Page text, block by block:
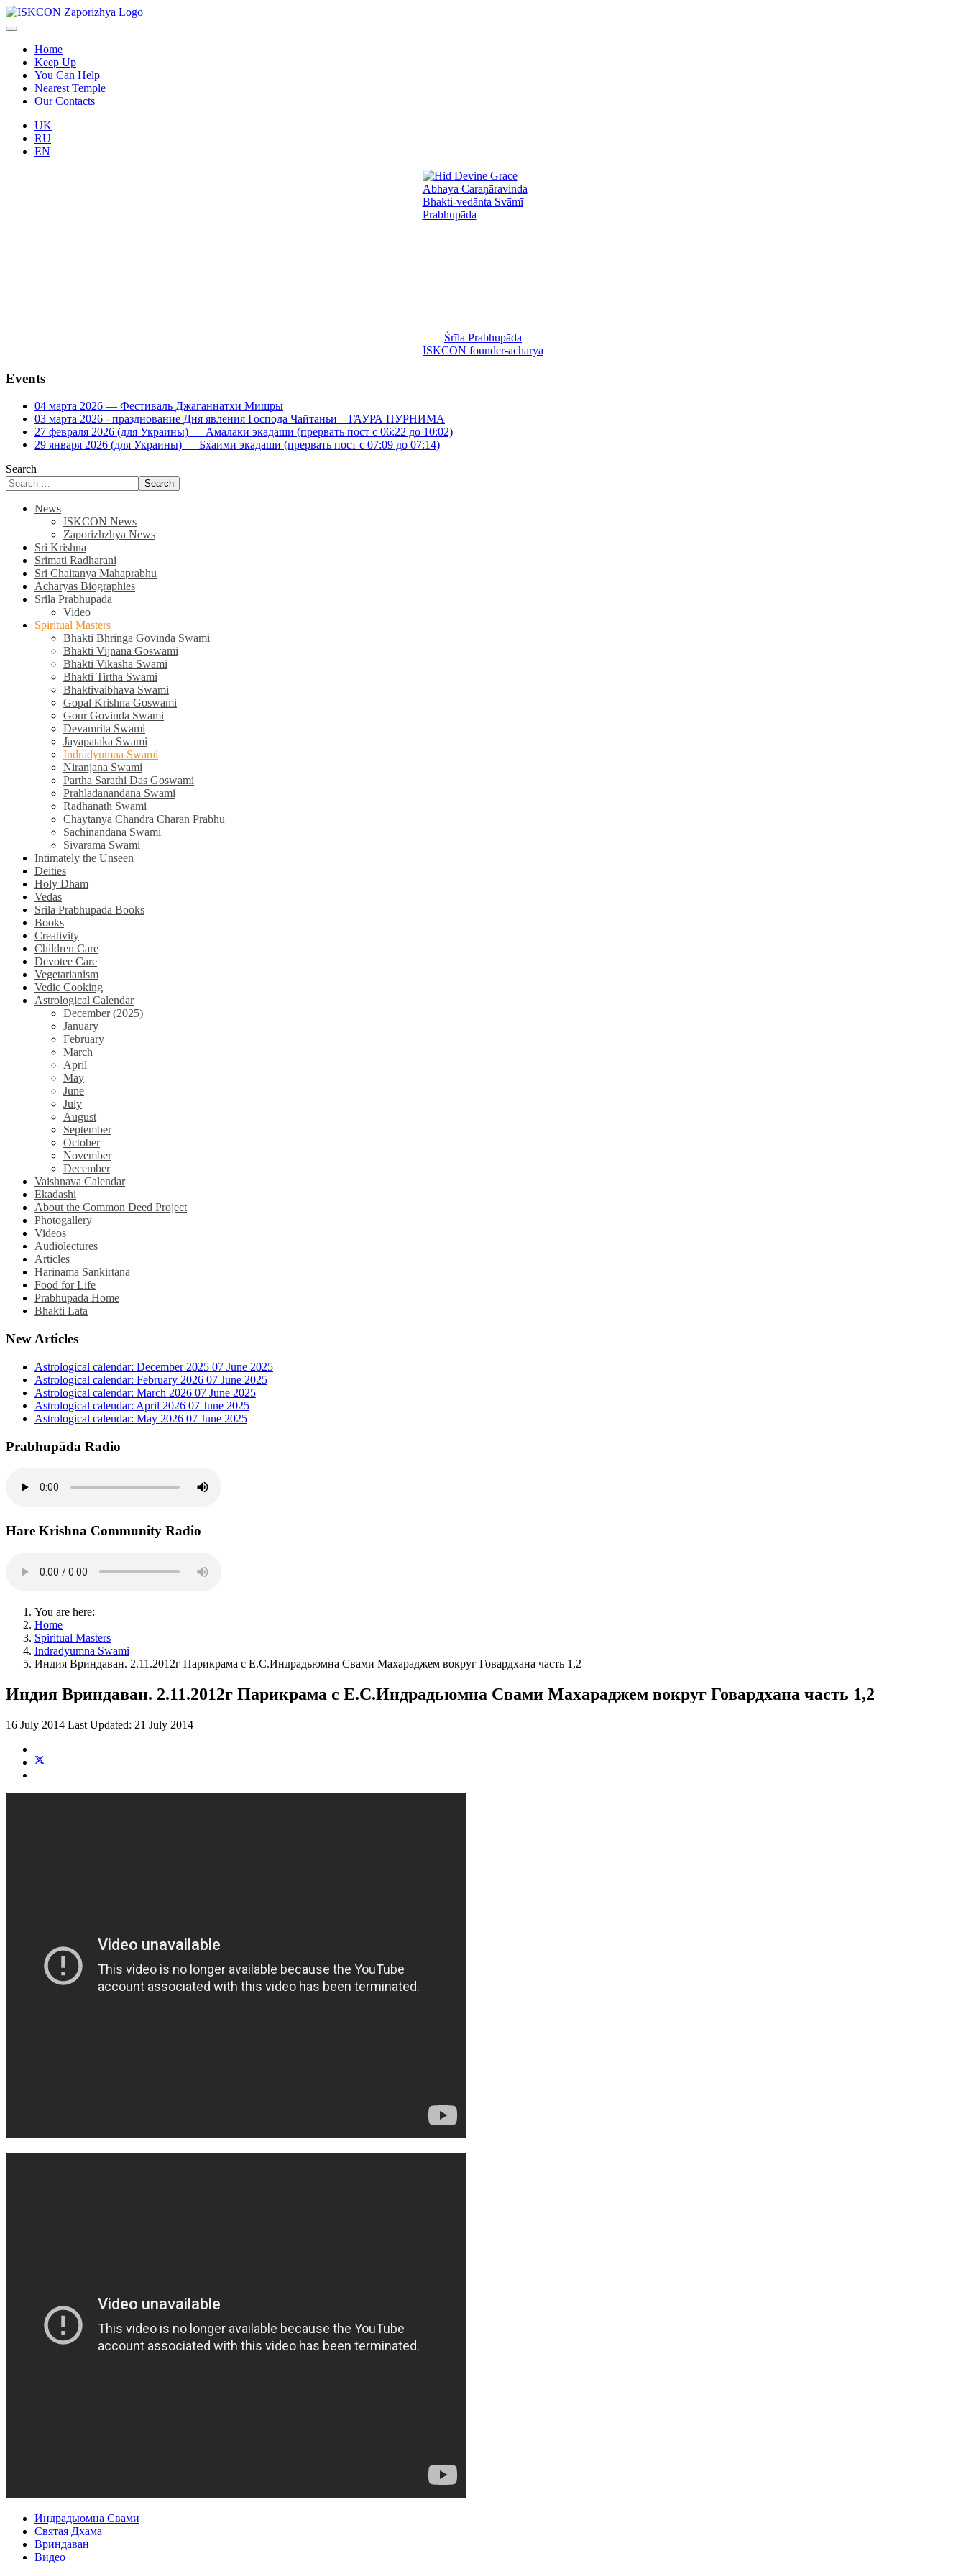
Home
Keep Up
You Can Help
Nearest Temple
Our Contacts
UK
RU
EN
Śrīla Prabhupāda
ISKCON founder-acharya
Events
04 марта 2026 — Фестиваль Джаганнатхи Мишры
03 марта 2026 - празднование Дня явления Господа Чайтаньи – ГАУРА ПУРНИМА
27 февраля 2026 (для Украины) — Амалаки экадаши (прервать пост с 06:22 до 10:02)
29 января 2026 (для Украины) — Бхаими экадаши (прервать пост с 07:09 до 07:14)
Search
Search
News
ISKCON News
Zaporizhzhya News
Sri Krishna
Srimati Radharani
Sri Chaitanya Mahaprabhu
Acharyas Biographies
Srila Prabhupada
Video
Spiritual Masters
Bhakti Bhringa Govinda Swami
Bhakti Vijnana Goswami
Bhakti Vikasha Swami
Bhakti Tirtha Swami
Bhaktivaibhava Swami
Gopal Krishna Goswami
Gour Govinda Swami
Devamrita Swami
Jayapataka Swami
Indradyumna Swami
Niranjana Swami
Partha Sarathi Das Goswami
Prahladanandana Swami
Radhanath Swami
Chaytanya Chandra Charan Prabhu
Sachinandana Swami
Sivarama Swami
Intimately the Unseen
Deities
Holy Dham
Vedas
Srila Prabhupada Books
Books
Creativity
Children Care
Devotee Care
Vegetarianism
Vedic Cooking
Astrological Calendar
December (2025)
January
February
March
April
May
June
July
August
September
October
November
December
Vaishnava Calendar
Ekadashi
About the Common Deed Project
Photogallery
Videos
Audiolectures
Articles
Harinama Sankirtana
Food for Life
Prabhupada Home
Bhakti Lata
New Articles
Astrological calendar: December 2025 07 June 2025
Astrological calendar: February 2026 07 June 2025
Astrological calendar: March 2026 07 June 2025
Astrological calendar: April 2026 07 June 2025
Astrological calendar: May 2026 07 June 2025
Prabhupāda Radio
Hare Krishna Community Radio
You are here:
Home
Spiritual Masters
Indradyumna Swami
Индия Вриндаван. 2.11.2012г Парикрама с Е.С.Индрадьюмна Свами Махараджем вокруг Говардхана часть 1,2
Индия Вриндаван. 2.11.2012г Парикрама с Е.С.Индрадьюмна Свами Махараджем вокруг Говардхана часть 1,2
16 July 2014 Last Updated: 21 July 2014
Индрадьюмна Свами
Святая Дхама
Вриндаван
Видео